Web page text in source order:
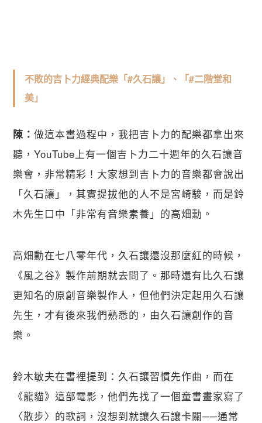
不敗的吉卜力經典配樂「#久石讓」、「#二階堂和
美」
陳：做這本書過程中，我把吉卜力的配樂都拿出來
聽，YouTube上有一個吉卜力二十週年的久石讓音
樂會，非常精彩！大家想到吉卜力的音樂都會說出
「久石讓」，其實提拔他的人不是宮崎駿，而是鈴
木先生口中「非常有音樂素養」的高畑勳。
高畑勳在七八零年代，久石讓還沒那麼紅的時候，
《風之谷》製作前期就去問了。那時還有比久石讓
更知名的原創音樂製作人，但他們決定起用久石讓
先生，才有後來我們熟悉的，由久石讓創作的音
樂。
鈴木敏夫在書裡提到：久石讓習慣先作曲，而在
《龍貓》這部電影，他們先找了一個童書畫家寫了
〈散步〉的歌詞，沒想到就讓久石讓卡關──通常